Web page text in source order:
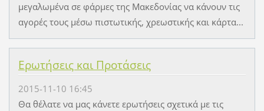
μεγαλωμένα σε φάρμες της Μακεδονίας να κάνουν τις
αγορές τους μέσω πιστωτικής, χρεωστικής και κάρτα...
Ερωτήσεις και Προτάσεις
2015-11-10 16:45
Θα θέλατε να μας κάνετε ερωτήσεις σχετικά με τις